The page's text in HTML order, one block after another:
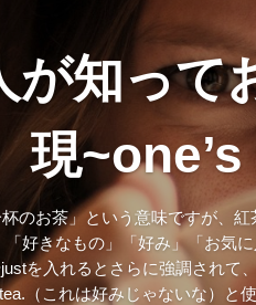
が知って
現
のお茶」という意味ですが、
「好きなもの」「好み」「お気
を入れるとさらに強調されて
（これは好みじゃないな）